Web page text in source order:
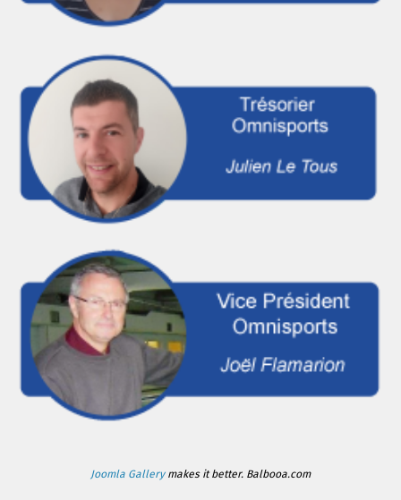
Joomla Gallerymakes it better. Balbooa.com